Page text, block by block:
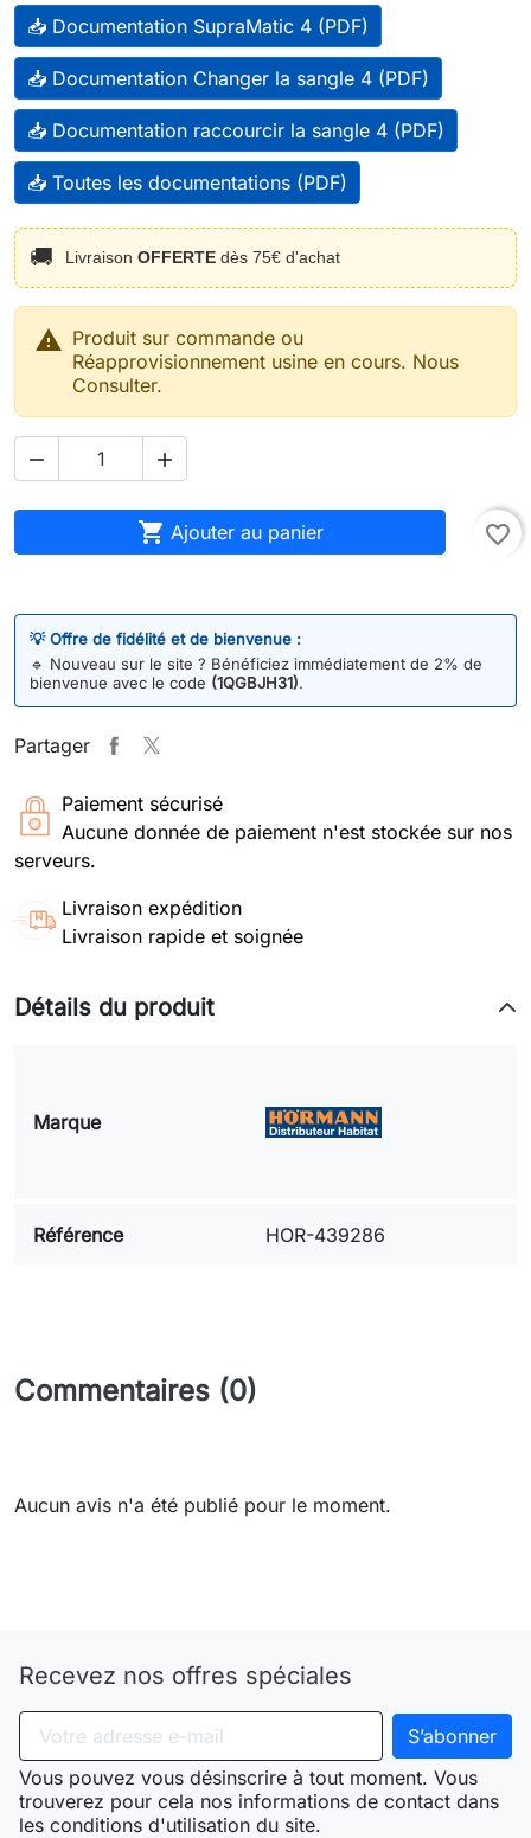
📥 Documentation SupraMatic 4 (PDF)
📥 Documentation Changer la sangle 4 (PDF)
📥 Documentation raccourcir la sangle 4 (PDF)
📥 Toutes les documentations (PDF)
🚚 Livraison OFFERTE dès 75€ d'achat
 Produit sur commande ou
Réapprovisionnement usine en cours. Nous
Consulter.
 
 Ajouter au panier favorite_border
💡 Offre de fidélité et de bienvenue :
🔹 Nouveau sur le site ? Bénéficiez immédiatement de 2% de
bienvenue avec le code (1QGBJH31).
Partager
Paiement sécurisé
Aucune donnée de paiement n'est stockée sur nos
serveurs.
Livraison expédition
Livraison rapide et soignée
Détails du produit
Marque
Référence HOR-439286
Commentaires (0)
Aucun avis n'a été publié pour le moment.
Recevez nos offres spéciales
Vous pouvez vous désinscrire à tout moment. Vous
trouverez pour cela nos informations de contact dans
les conditions d'utilisation du site.